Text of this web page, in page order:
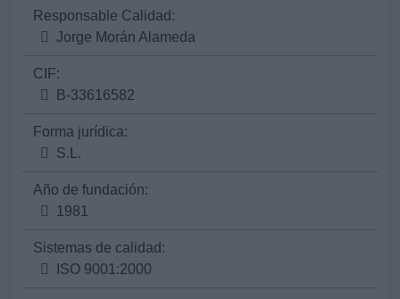
Responsable Calidad:
Jorge Morán Alameda
CIF:
B-33616582
Forma jurídica:
S.L.
Año de fundación:
1981
Sistemas de calidad:
ISO 9001:2000